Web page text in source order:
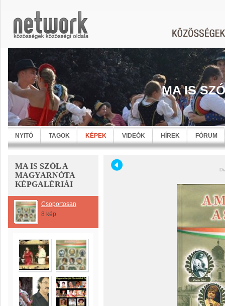
MA IS
NYITÓ TAGOK KÉPEK VIDEÓK HÍREK FÓRUM
MA IS SZÓL A
MAGYARNÓTA
KÉPGALÉRIÁI
Csoportosan
8 kép